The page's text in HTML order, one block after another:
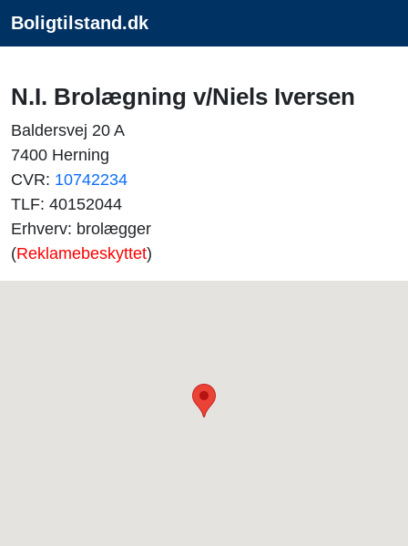
Boligtilstand.dk
N.I. Brolægning v/Niels Iversen
Baldersvej 20 A
7400 Herning
CVR: 10742234
TLF: 40152044
Erhverv: brolægger
(Reklamebeskyttet)